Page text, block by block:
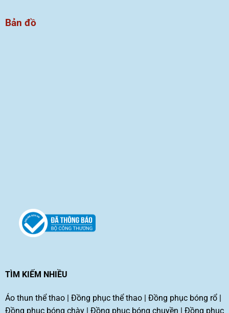
Bản đồ
TÌM KIẾM NHIỀU
Áo thun thể thao| Đồng phục thể thao| Đồng phục bóng rổ|
Đồng phục bóng chày| Đồng phục bóng chuyền Đồng phục